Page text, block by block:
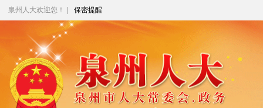
泉州人大欢迎您！ 保密提醒